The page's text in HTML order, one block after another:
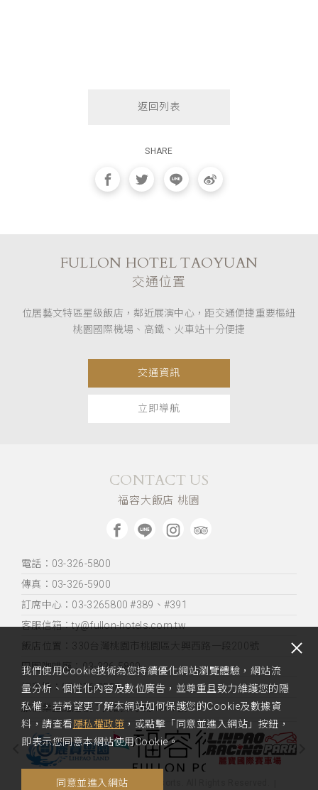
返回列表
SHARE
FULLON HOTEL TAOYUAN
交通位置
位居藝文特區星級飯店，鄰近展演中心，距交通便捷重要樞紐
桃園國際機場、高鐵、火車站十分便捷
交通資訊
立即導航
CONTACT US
福容大飯店 桃園
電話：03-326-5800
傳真：03-326-5900
訂席中心：03-3265800 #389、#391
客服信箱：ty@fullon-hotels.com.tw
飯店位置：
330台灣桃園市桃園區大興西路一段200號
田園咖啡廳：03-326-5800
福粵樓：03-316-3556
旅宿業登記證號：交觀業字第1261號
Copyright 2019 Fullon Hotels & Resorts. All Rights Reserved.
我們使用Cookie技術為您持續優化網站瀏覽體驗，網站流
量分析、個性化內容及數位廣告，並尊重且致力維護您的隱
私權，若希望更了解本網站如何保護您的Cookie及數據資
料，請查看 隱私權政策 ，或點擊「同意並進入網站」按鈕，
即表示您同意本網站使用Cookie。
同意並進入網站